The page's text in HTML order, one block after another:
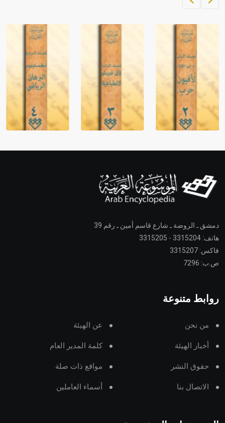
دمشق ـ الروضة ـ شارع قاسم أمين ـ رقم 39
هاتف: 3315204 - 3315205
فاكس: 3315207
ص.ب: 7296
روابط متنوعة
من نحن عن الهيئة
أخبار الهيئة كلمة المدير العام
حقوق النشر مواقع ذات صلة
الاتصال بنا أسماء العاملين